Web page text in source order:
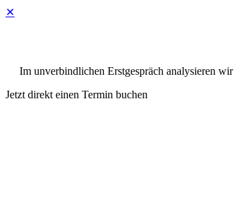
✕
Im unverbindlichen Erstgespräch analysieren
Jetzt direkt einen Termin buchen